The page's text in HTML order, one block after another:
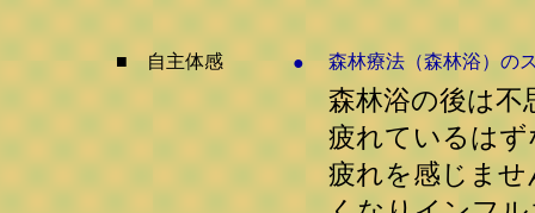
■ 自主体感 ● 森林療法（森林浴）の
森林浴の後は不
疲れているは
疲れを感じま